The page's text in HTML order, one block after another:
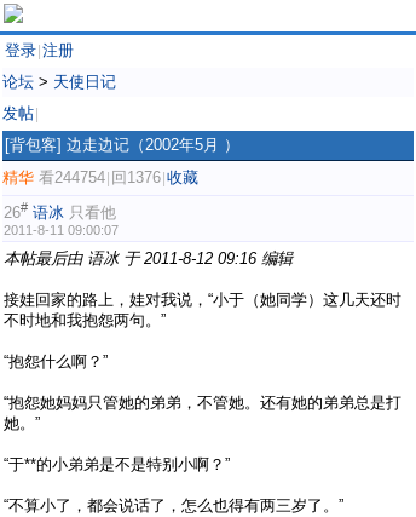
登录 注册
论坛 > 天使日记
发帖
[背包客] 边走边记（2002年5月 ）
精华 看244754 回1376 收藏
26# 语冰 只看他
2011-8-11 09:00:07
本帖最后由 语冰 于 2011-8-12 09:16 编辑
接娃回家的路上，娃对我说，“小于（她同学）这几天还时
不时地和我抱怨两句。”
“抱怨什么啊？”
“抱怨她妈妈只管她的弟弟，不管她。还有她的弟弟总是打
她。”
“于**的小弟弟是不是特别小啊？”
“不算小了，都会说话了，怎么也得有两三岁了。”